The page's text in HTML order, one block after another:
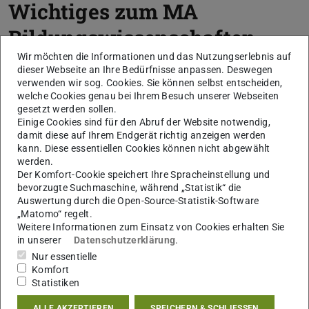
Wichtiges zum MA
Bildungswissenschaften
Hier finden Sie viele wichtige Informationen zum
Master Bildungswissenschaften an der TU
Darmstadt.
KONTAKT
Wir möchten die Informationen und das Nutzungserlebnis auf
dieser Webseite an Ihre Bedürfnisse anpassen. Deswegen
verwenden wir sog. Cookies. Sie können selbst entscheiden,
welche Cookies genau bei Ihrem Besuch unserer Webseiten
gesetzt werden sollen.
Einige Cookies sind für den Abruf der Website notwendig,
damit diese auf Ihrem Endgerät richtig anzeigen werden
kann. Diese essentiellen Cookies können nicht abgewählt
werden.
Der Komfort-Cookie speichert Ihre Spracheinstellung und
bevorzugte Suchmaschine, während „Statistik“ die
Auswertung durch die Open-Source-Statistik-Software
„Matomo“ regelt.
Weitere Informationen zum Einsatz von Cookies erhalten Sie
in unserer
Datenschutzerklärung.
Nur essentielle
Komfort
Statistiken